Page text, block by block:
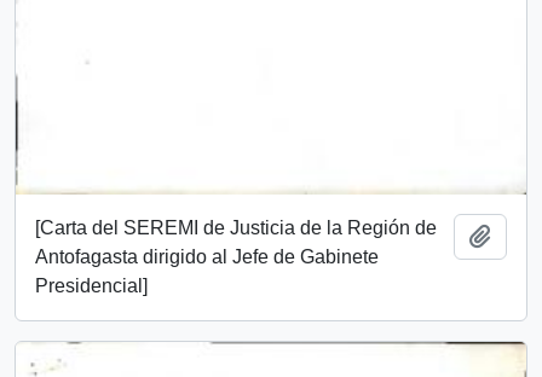
[Carta del SEREMI de Justicia de la Región de
Antofagasta dirigido al Jefe de Gabinete
Presidencial]